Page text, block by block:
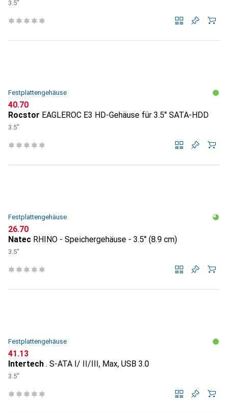
3.5"
Festplattengehäuse
CHF
40.70
Rocstor EAGLEROC E3 HD-Gehäuse für 3.5" SATA-HDD
3.5"
Festplattengehäuse
CHF
26.70
Natec RHINO - Speichergehäuse - 3.5" (8.9 cm)
3.5"
Festplattengehäuse
CHF
41.13
Intertech . S-ATA I/ II/III, Max, USB 3.0
3.5"